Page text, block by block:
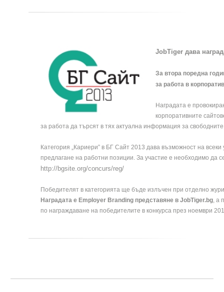
JobTiger дава
За втора поредна
за работа в
Наградата е
корпоративните
за работа да търсят в тях актуална информация за
Категория „Кариери” в БГ Сайт 2013 дава възможност на
предлагане на работни позиции. За участие е необходимо да
http://bgsite.org/concurs/reg/
Победителят в категорията ще бъде излъчен при отделно
Наградата е Employer Branding представяне в JobTiger.bg, а
по награждаване на победителите в конкурса през ноември